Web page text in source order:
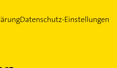
Datenschutz-Einstellungen